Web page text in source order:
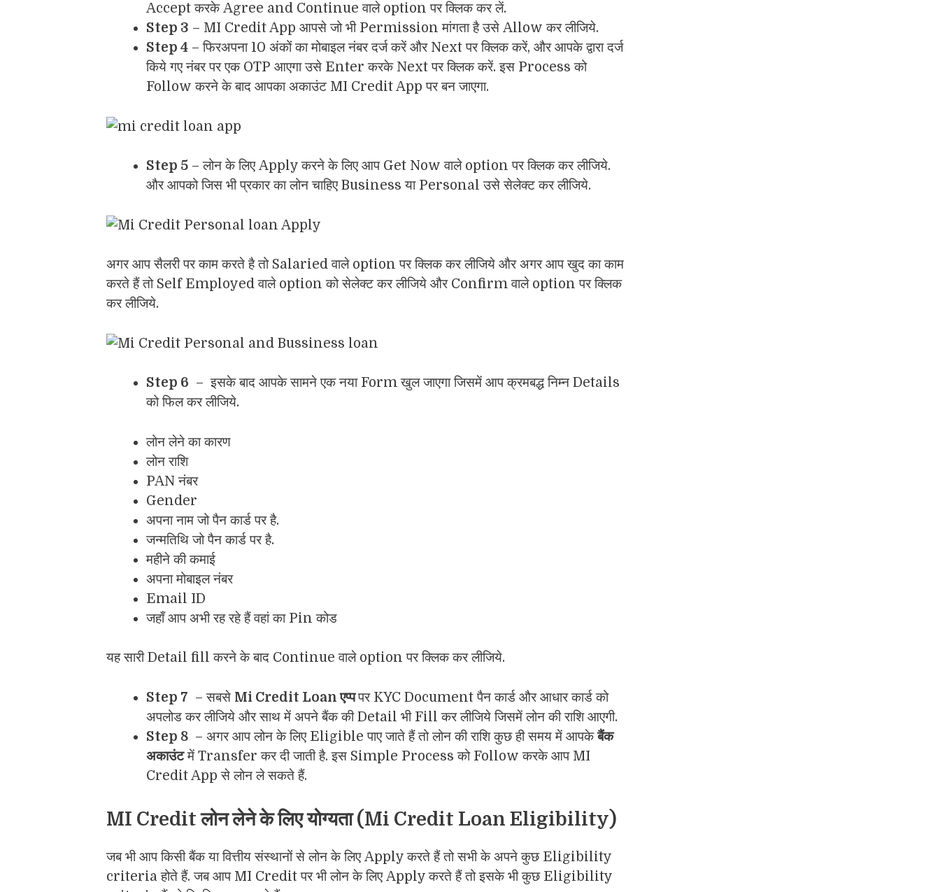
Accept करके Agree and Continue वाले option पर क्लिक कर लें.
Step 3 – MI Credit App आपसे जो भी Permission मांगता है उसे Allow कर लीजिये.
Step 4 – फिरअपना 10 अंकों का मोबाइल नंबर दर्ज करें और Next पर क्लिक करें, और आपके द्वारा दर्ज
किये गए नंबर पर एक OTP आएगा उसे Enter करके Next पर क्लिक करें. इस Process को
Follow करने के बाद आपका अकाउंट MI Credit App पर बन जाएगा.
Step 5 – लोन के लिए Apply करने के लिए आप Get Now वाले option पर क्लिक कर लीजिये.
और आपको जिस भी प्रकार का लोन चाहिए Business या Personal उसे सेलेक्ट कर लीजिये.
अगर आप सैलरी पर काम करते है तो Salaried वाले option पर क्लिक कर लीजिये और अगर आप खुद का काम
करते हैं तो Self Employed वाले option को सेलेक्ट कर लीजिये और Confirm वाले option पर क्लिक
कर लीजिये.
Step 6 – इसके बाद आपके सामने एक नया Form खुल जाएगा जिसमें आप क्रमबद्ध निम्न Details
को फिल कर लीजिये.
लोन लेने का कारण
लोन राशि
PAN नंबर
Gender
अपना नाम जो पैन कार्ड पर है.
जन्मतिथि जो पैन कार्ड पर है.
महीने की कमाई
अपना मोबाइल नंबर
Email ID
जहाँ आप अभी रह रहे हैं वहां का Pin कोड
यह सारी Detail fill करने के बाद Continue वाले option पर क्लिक कर लीजिये.
Step 7 – सबसे Mi Credit Loan एप्पपर KYC Document पैन कार्ड और आधार कार्ड को
अपलोड कर लीजिये और साथ में अपने बैंक की Detail भी Fill कर लीजिये जिसमें लोन की राशि आएगी.
Step 8 – अगर आप लोन के लिए Eligible पाए जाते हैं तो लोन की राशि कुछ ही समय में आपकेबैंक
अकाउंटमें Transfer कर दी जाती है. इस Simple Process को Follow करके आप MI
Credit App से लोन ले सकते हैं.
MI Credit लोन लेने के लिए योग्यता (Mi Credit Loan Eligibility)
जब भी आप किसी बैंक या वित्तीय संस्थानों से लोन के लिए Apply करते हैं तो सभी के अपने कुछ Eligibility
criteria होते हैं. जब आप MI Credit पर भी लोन के लिए Apply करते हैं तो इसके भी कुछ Eligibility